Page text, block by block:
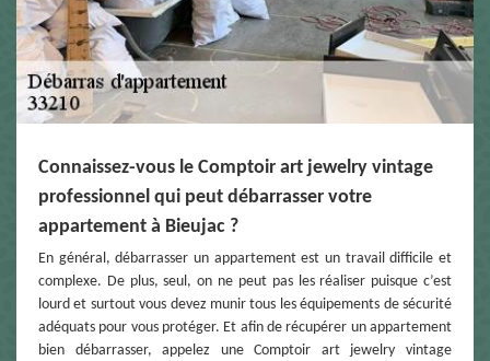
Connaissez-vous le Comptoir art jewelry vintage
professionnel qui peut débarrasser votre
appartement à Bieujac ?
En général, débarrasser un appartement est un travail difficile et
complexe. De plus, seul, on ne peut pas les réaliser puisque c’est
lourd et surtout vous devez munir tous les équipements de sécurité
adéquats pour vous protéger. Et afin de récupérer un appartement
bien débarrasser, appelez une Comptoir art jewelry vintage